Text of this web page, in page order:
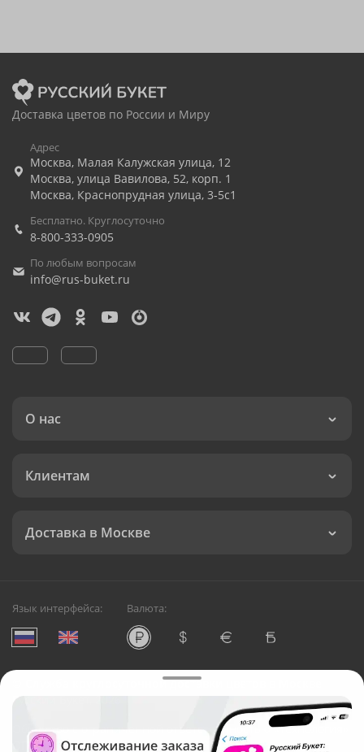
Доставка цветов по России и Миру
Адрес
Москва, Малая Калужская улица, 12
Москва, улица Вавилова, 52, корп. 1
Москва, Краснопрудная улица, 3-5с1
Бесплатно. Круглосуточно
8-800-333-0905
По любым вопросам
info@rus-buket.ru
О нас
Клиентам
Доставка в Москве
Язык интерфейса: Валюта:
Служба круглосуточной доставки цветов в Москве
Русский Букет, 2026
Общество с ограниченной ответственностью «Технология»
ОГРН: 1195476081745, ИНН: 5410081997